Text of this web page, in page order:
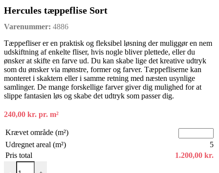
Hercules tæppeflise Sort
Varenummer: 4886
Tæppefliser er en praktisk og fleksibel løsning der muliggør en nem
udskiftning af enkelte fliser, hvis nogle bliver plettede, eller du
ønsker at skifte en farve ud. Du kan skabe lige det kreative udtryk
som du ønsker via mønstre, former og farver. Tæppefliserne kan
monteret i skaktern eller i samme retning med næsten usynlige
samlinger. De mange forskellige farver giver dig mulighed for at
slippe fantasien løs og skabe det udtryk som passer dig.
240,00 kr. pr. m²
Krævet område (m²)
Udregnet areal (m²)
5
Pris total
1.200,00 kr.
Hercules tæppeflise Sort antal